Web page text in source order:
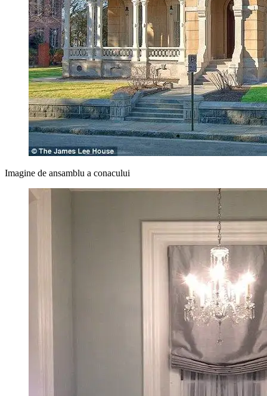
Imagine de ansamblu a conacului